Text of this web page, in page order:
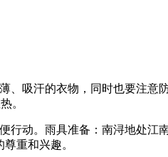
、吸汗的衣物，同时也要注意
。
行动。雨具准备：南浔地处江
重和兴趣。